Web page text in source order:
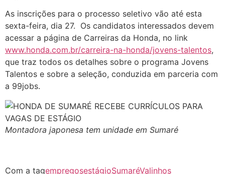
As inscrições para o processo seletivo vão até esta
sexta-feira, dia 27. Os candidatos interessados devem
acessar a página de Carreiras da Honda, no link
www.honda.com.br/carreira-na-honda/jovens-talentos,
que traz todos os detalhes sobre o programa Jovens
Talentos e sobre a seleção, conduzida em parceria com
a 99jobs.
Montadora japonesa tem unidade em Sumaré
Com a tagempregosestágioSumaréValinhos